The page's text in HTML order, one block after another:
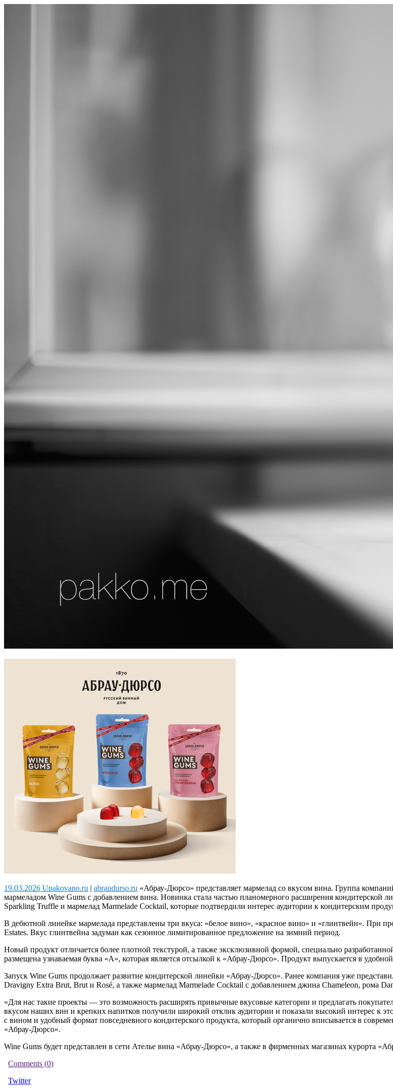
19.03.2026 Upakovano.ru | abraudurso.ru «Абрау-Дюрсо» представляет мармелад со вкусом вина. Группа
мармеладом Wine Gums с добавлением вина. Новинка стала частью планомерного расширения кондитерской
Sparkling Truffle и мармелад Marmelade Cocktail, которые подтвердили интерес аудитории к кондитерским
В дебютной линейке мармелада представлены три вкуса: «белое вино», «красное вино» и «глинтвейн». При
Estates. Вкус глинтвейна задуман как сезонное лимитированное предложение на зимний период.
Новый продукт отличается более плотной текстурой, а также эксклюзивной формой, специально
размещена узнаваемая буква «А», которая является отсылкой к «Абрау-Дюрсо». Продукт выпускается в
Запуск Wine Gums продолжает развитие кондитерской линейки «Абрау-Дюрсо». Ранее компания уже
Dravigny Extra Brut, Brut и Rosé, а также мармелад Marmelade Cocktail с добавлением джина Chameleon, рома
«Для нас такие проекты — это возможность расширять привычные вкусовые категории и предлагать
вкусом наших вин и крепких напитков получили широкий отклик аудитории и показали высокий интерес к
с вином и удобный формат повседневного кондитерского продукта, который органично вписывается в
«Абрау-Дюрсо».
Wine Gums будет представлен в сети Ателье вина «Абрау-Дюрсо», а также в фирменных магазинах курорта
Comments (0)
Twitter